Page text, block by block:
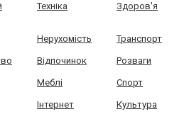
Техніка Здоров'я
Нерухомість Транспорт
Відпочинок Розваги
Меблі Спорт
Інтернет Культура